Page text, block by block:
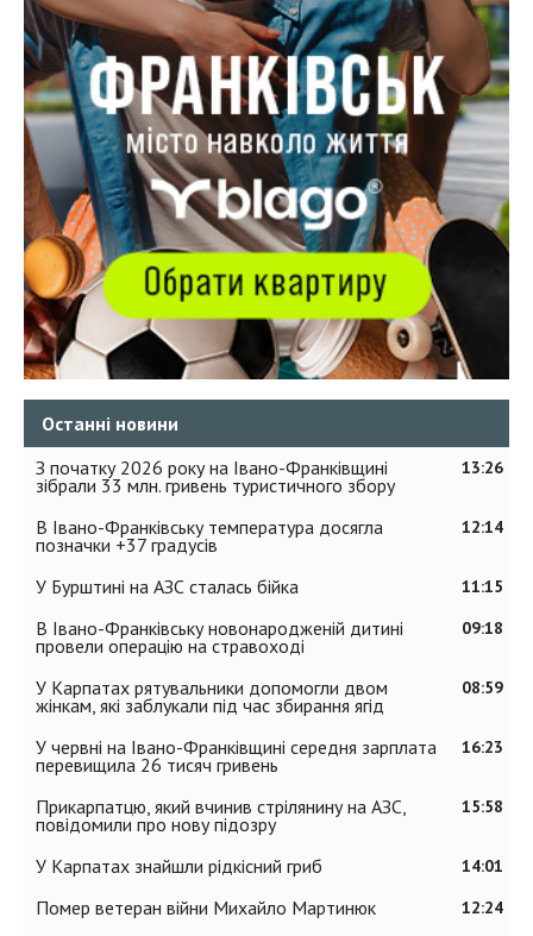
Останні новини
13:26
З початку 2026 року на Івано-Франківщині
зібрали 33 млн. гривень туристичного збору
12:14
В Івано-Франківську температура досягла
позначки +37 градусів
11:15
У Бурштині на АЗС сталась бійка
09:18
В Івано-Франківську новонародженій дитині
провели операцію на стравоході
08:59
У Карпатах рятувальники допомогли двом
жінкам, які заблукали під час збирання ягід
16:23
У червні на Івано-Франківщині середня зарплата
перевищила 26 тисяч гривень
15:58
Прикарпатцю, який вчинив стрілянину на АЗС,
повідомили про нову підозру
14:01
У Карпатах знайшли рідкісний гриб
12:24
Помер ветеран війни Михайло Мартинюк